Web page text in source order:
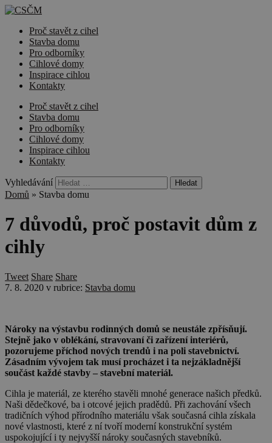
Proč stavět z cihel
Stavba domu
Pro odborníky
Cihlové domy
Inspirace cihlou
Kontakty
Proč stavět z cihel
Stavba domu
Pro odborníky
Cihlové domy
Inspirace cihlou
Kontakty
Vyhledávání
Domů » Stavba domu
7 důvodů, proč postavit dům z
cihly
Tweet Share Share
7. 8. 2020 v rubrice: Stavba domu
Nároky na výstavbu rodinných domů se neustále zpřísňují.
Stejně jako v oblékání, stravovaní či zařízení interiérů,
pozorujeme příchod nových trendů i na poli stavebnictví.
Zásadním vývojem tak musí procházet i ta nejzákladnější
součást každé stavby – stavební materiál.
Cihla je materiál, ze kterého stavěli mnohé generace našich předků.
Naši dědečkové, ba i otcové jejich pradědů. Při zachování všech
tradičních výhod přírodního materiálu však současná cihla získala
nové vlastnosti, které z ní tvoří moderní konstrukční systém
uspokojující i ty nejvyšší nároky současných stavebníků.